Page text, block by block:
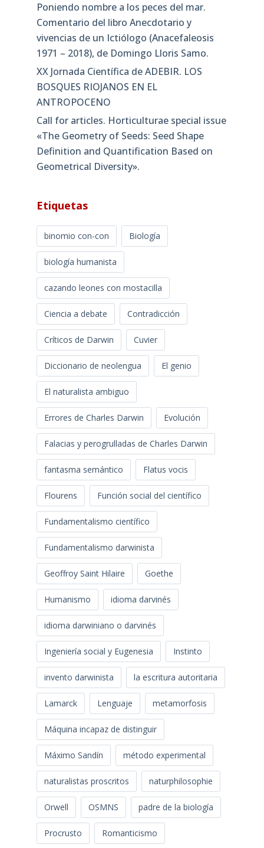
Poniendo nombre a los peces del mar.
Comentario del libro Anecdotario y
vivencias de un Ictiólogo (Anacefaleosis
1971 – 2018), de Domingo Lloris Samo.
XX Jornada Científica de ADEBIR. LOS
BOSQUES RIOJANOS EN EL
ANTROPOCENO
Call for articles. Horticulturae special issue
«The Geometry of Seeds: Seed Shape
Definition and Quantification Based on
Geometrical Diversity»​.
Etiquetas
binomio con-con Biología
biología humanista
cazando leones con mostacilla
Ciencia a debate Contradicción
Críticos de Darwin Cuvier
Diccionario de neolengua El genio
El naturalista ambiguo
Errores de Charles Darwin Evolución
Falacias y perogrulladas de Charles Darwin
fantasma semántico Flatus vocis
Flourens Función social del científico
Fundamentalismo científico
Fundamentalismo darwinista
Geoffroy Saint Hilaire Goethe
Humanismo idioma darvinés
idioma darwiniano o darvinés
Ingeniería social y Eugenesia Instinto
invento darwinista la escritura autoritaria
Lamarck Lenguaje metamorfosis
Máquina incapaz de distinguir
Máximo Sandín método experimental
naturalistas proscritos naturphilosophie
Orwell OSMNS padre de la biología
Procrusto Romanticismo